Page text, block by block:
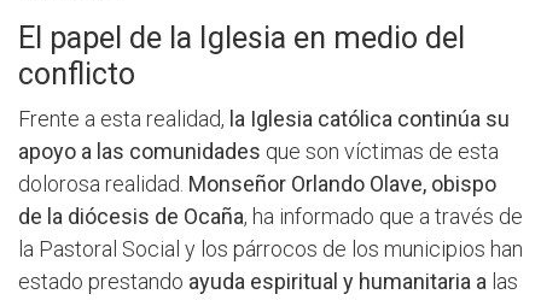
El papel de la Iglesia en medio del
conflicto
Frente a esta realidad, la Iglesia católica continúa su
apoyo a las comunidades que son víctimas de esta
dolorosa realidad. Monseñor Orlando Olave, obispo
de la diócesis de Ocaña, ha informado que a través de
la Pastoral Social y los párrocos de los municipios han
estado prestando ayuda espiritual y humanitaria a las